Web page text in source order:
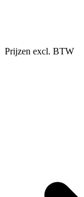
Prijzen excl. BTW